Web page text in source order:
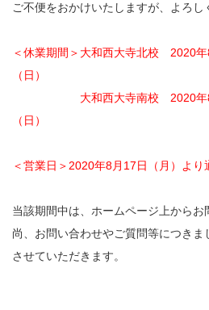
ご不便をおかけいたしますが、よろし
＜休業期間＞大和西大寺北校 2020
（日）
大和西大寺南校 2020年8月
（日）
＜営業日＞2020年8月17日（月）より
当該期間中は、ホームページ上からお
尚、お問い合わせやご質問等につき
させていただきます。